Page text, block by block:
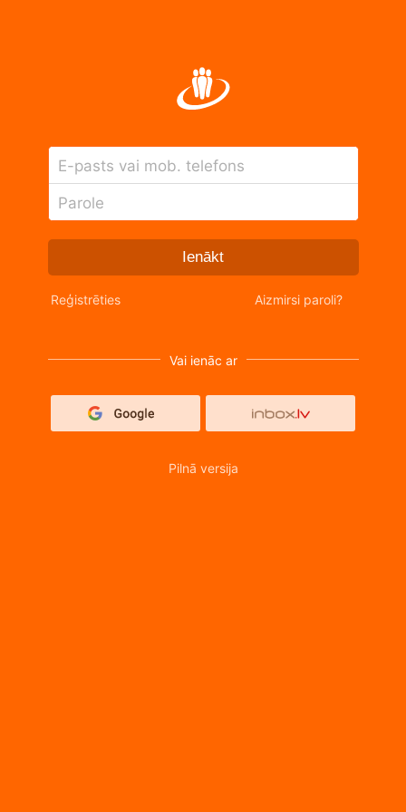
E-pasts vai mob. telefons
Parole
Ienākt
Reģistrēties Aizmirsi paroli?
Vai ienāc ar
Pilnā versija